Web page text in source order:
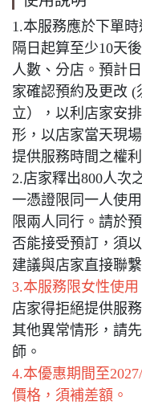
1.本服務應於下單
隔日起算至少10天
人數、分店。預計
家確認預約及更改
立），以利店家安
形，以店家當天現
提供服務時間之權利
2.店家釋出800人次
一憑證限同一人使
限兩人同行。請於
否能接受預訂，須
建議與店家直接聯
3.本服務限女性使用
店家得拒絕提供服
其他異常情形，請
師。
4.本優惠期間至
價格，須補差額。